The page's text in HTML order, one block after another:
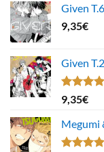
Given T.6
9,35€
Given T.2
Note
4.00
5
9,35€
Megumi